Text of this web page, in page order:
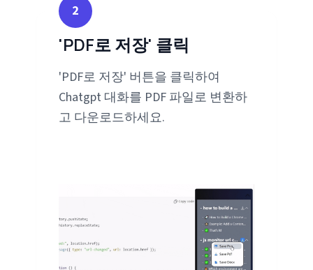
2
'PDF로 저장' 클릭
'PDF로 저장' 버튼을 클릭하여
Chatgpt 대화를 PDF 파일로 변환하
고 다운로드하세요.